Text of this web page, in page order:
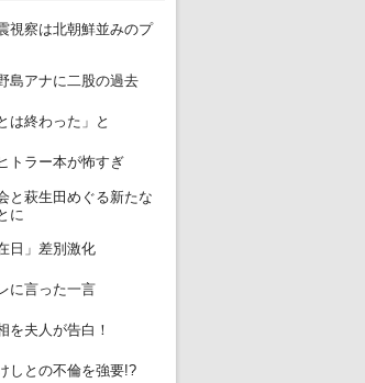
視察は北朝鮮並みのプ
島アナに二股の過去
は終わった」と
トラー本が怖すぎ
と萩生田めぐる新たな
に
日」差別激化
に言った一言
を夫人が告白！
しとの不倫を強要!?